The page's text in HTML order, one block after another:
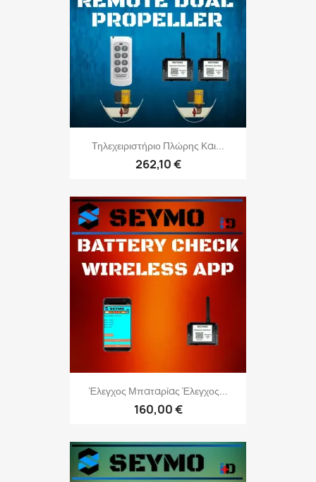
Τηλεχειριστήριο Πλώρης Και...
262,10 €
Έλεγχος Μπαταρίας Έλεγχος...
160,00 €